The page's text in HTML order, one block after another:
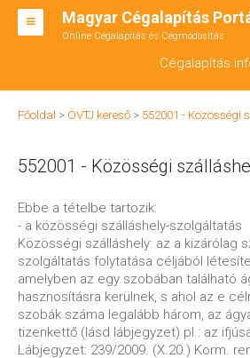
Magyar Cégalapítás
Online Cégalapítás és Cégmódosítás
Cégalapítás
BT ALAPÍTÁS
CÉGMÓDOSÍTÁS
ÁTALAKULÁS
TEÁOR SZÁMOK '08
ENGEDÉLYKÖTELES
KAPCSOLAT
IRODÁK
Főoldal > ÖVTJ kereső > 552001 - Közösségi
552001 - Közösségi
Ebbe a tételbe tartozik:
- a közösségi szálláshely-szolgáltatás
Közösségi szálláshely: az a kizárólag
szolgáltatás folytatása céljából
amelyben az egy szobában található
hasznosításra kerülnek, s ahol az e
szobák száma legalább három, az
tizenkettő (lásd lábjegyzet) pl.: az
Lábjegyzet: 239/2009. (X.20.) Korm.